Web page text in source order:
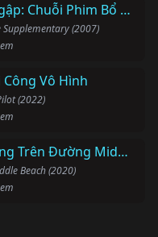
Nghiện Ngập: Chuỗi Phim Bổ Trợ
Supplementary (2007)
Vô Hình
(2022)
Vụ Án Mạng Trên Đường Middle Beach
Beach (2020)